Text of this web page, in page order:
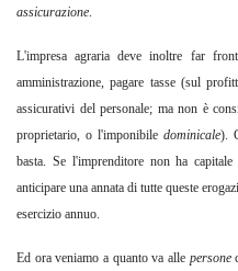
assicurazione.
L'impresa agraria deve inoltre far
amministrazione, pagare tasse (sul
assicurativi del personale; ma non è
proprietario, o l'imponibile dominicale).
basta. Se l'imprenditore non ha
anticipare una annata di tutte queste
esercizio annuo.
Ed ora veniamo a quanto va alle persone